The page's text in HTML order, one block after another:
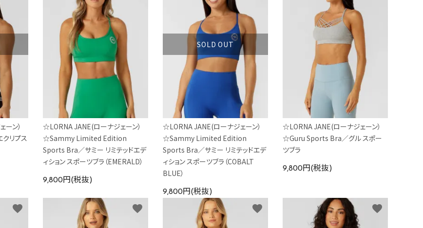
ン）
リプス
☆LORNA JANE(ローナジェーン）
☆Sammy Limited Edition
Sports Bra／サミー リミテッドエデ
ィション スポーツブラ（EMERALD）
9,800円(税抜)
SOLD OUT
☆LORNA JANE(ローナジェーン）
☆Sammy Limited Edition
Sports Bra／サミー リミテッドエデ
ィション スポーツブラ（COBALT
BLUE）
9,800円(税抜)
☆LORNA JANE(ローナジェーン）
☆Guru Sports Bra／グル スポー
ツブラ
9,800円(税抜)
favorite favorite favorite favorite